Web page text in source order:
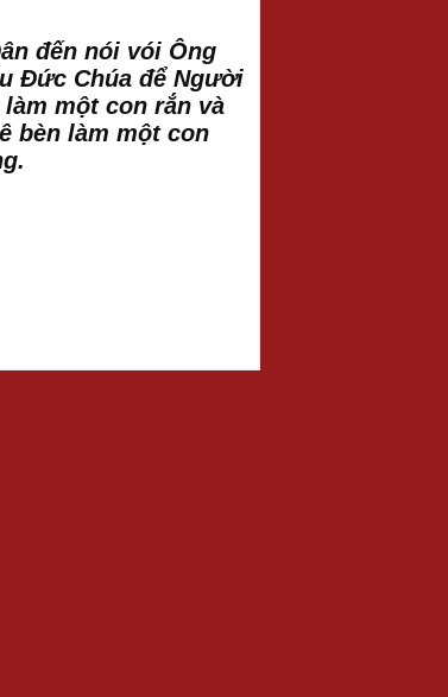
đến nói vói Ông
Đức Chúa để Người
một con rắn và
bèn làm một con